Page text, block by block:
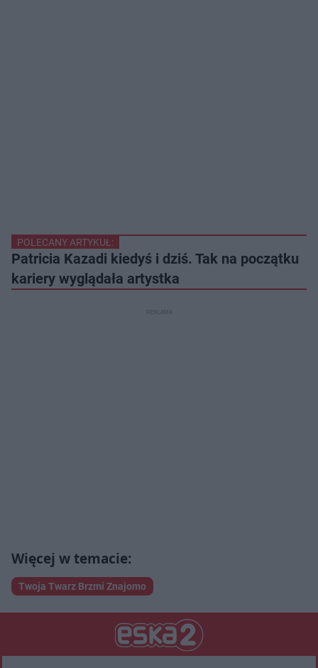
POLECANY ARTYKUŁ:
Patricia Kazadi kiedyś i dziś. Tak na początku
kariery wyglądała artystka
Twoja Twarz Brzmi Znajomo